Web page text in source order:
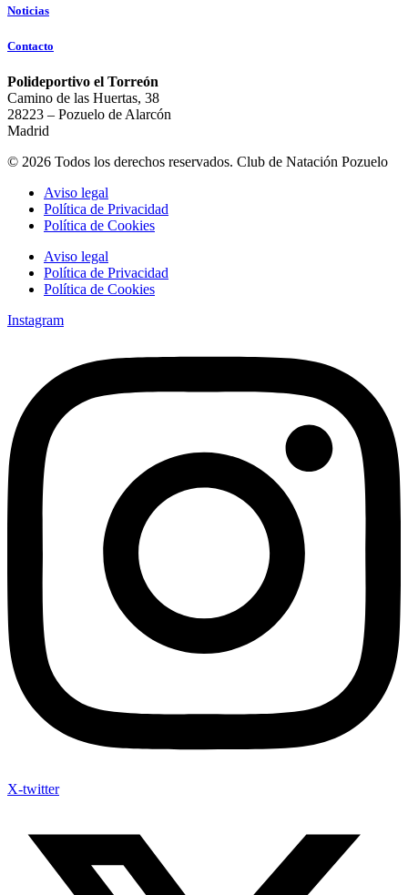
Noticias
Contacto
Polideportivo el Torreón
Camino de las Huertas, 38
28223 – Pozuelo de Alarcón
Madrid
© 2026 Todos los derechos reservados. Club de Natación Pozuelo
Aviso legal
Política de Privacidad
Política de Cookies
Aviso legal
Política de Privacidad
Política de Cookies
Instagram
X-twitter